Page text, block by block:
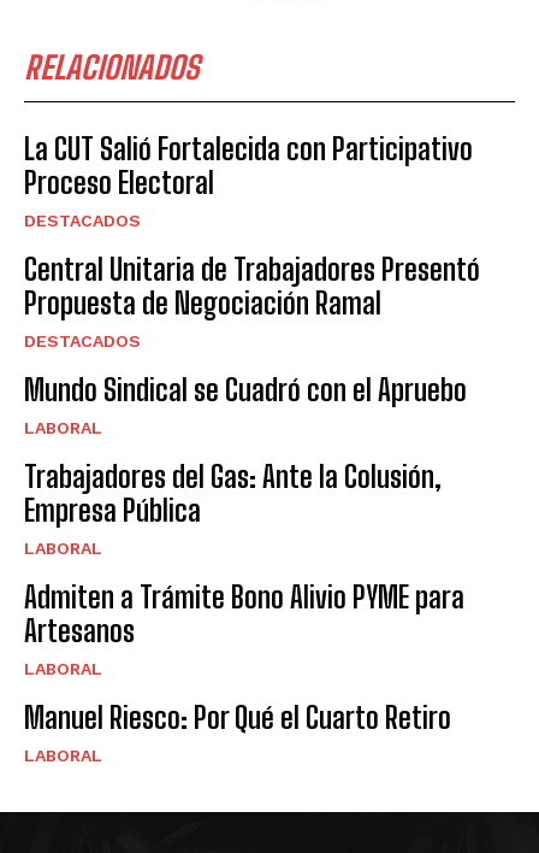
RELACIONADOS
La CUT Salió Fortalecida con Participativo
Proceso Electoral
DESTACADOS
Central Unitaria de Trabajadores Presentó
Propuesta de Negociación Ramal
DESTACADOS
Mundo Sindical se Cuadró con el Apruebo
LABORAL
Trabajadores del Gas: Ante la Colusión,
Empresa Pública
LABORAL
Admiten a Trámite Bono Alivio PYME para
Artesanos
LABORAL
Manuel Riesco: Por Qué el Cuarto Retiro
LABORAL